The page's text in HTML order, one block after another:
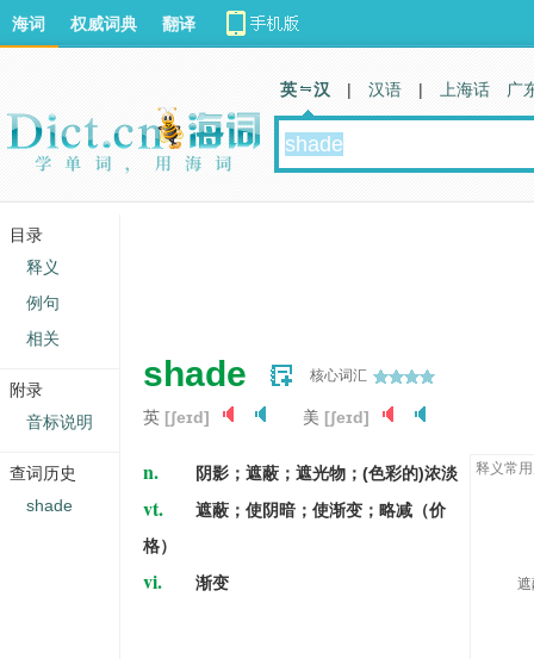
shade 核心词汇
英 [ʃeɪd] 美 [ʃeɪd]
n. 阴影；遮蔽；遮光物；(色彩的)浓淡
vt.
遮蔽；使阴暗；使渐变；略减（价
格）
vi. 渐变
释义常
海词 权威词典 翻译
英 汉 | 汉语 | 上海话 广
目录
释义
例句
相关
附录
音标说明
查词历史
shade